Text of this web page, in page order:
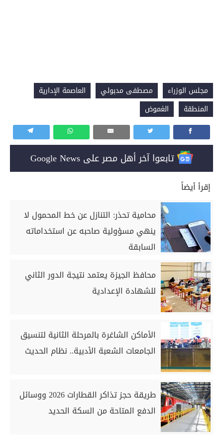
مجلس الوزراء مصطفى مدبولي
العاصمة الإدارية
المنطقة
الغموض
تابعوا آخر أهل مصر على Google News
إقرأ أيضاً
محامية تحذر: التنازل عن خط المحمول لا
ينهي مسؤولية صاحبه عن استخداماته
السابقة
محافظ الجيزة يعتمد نتيجة الدور الثاني
للشهادة الإعدادية
الأماكن الشاغرة بالمرحلة الثانية لتنسيق
الجامعات الشعبة الأدبية.. نظام الحديث
طريقة حجز تذاكر القطارات 2026 ووسائل
الدفع المتاحة من السكة الحديد